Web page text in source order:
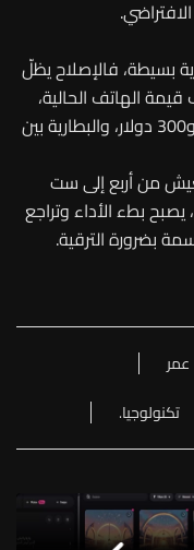
بسيطة، فالإصلاح يظلّ
الهاتف الحالية،
علماً بأنّ استبدال الشاشة يكلف بين 80 و300 دولار، والبطارية بين
من أربع إلى ست
بطء الأداء وتراجع
بضرورة الترقية.
عمر
تكنولوجيا.